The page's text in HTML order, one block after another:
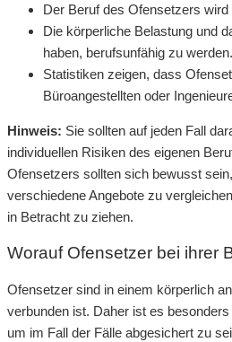
Der Beruf des Ofensetzers
Die körperliche Belastung und
haben, berufsunfähig zu werden.
Statistiken zeigen, dass
Büroangestellten oder
Hinweis: Sie sollten auf jeden Fall
individuellen Risiken des eigenen
Ofensetzers sollten sich bewusst
verschiedene Angebote zu
in Betracht zu ziehen.
Worauf Ofensetzer bei ihrer
Ofensetzer sind in einem körperlich
verbunden ist. Daher ist es
um im Fall der Fälle abgesichert zu